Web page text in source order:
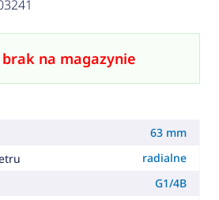
na magazynie
63 mm
radialne
G1/4B